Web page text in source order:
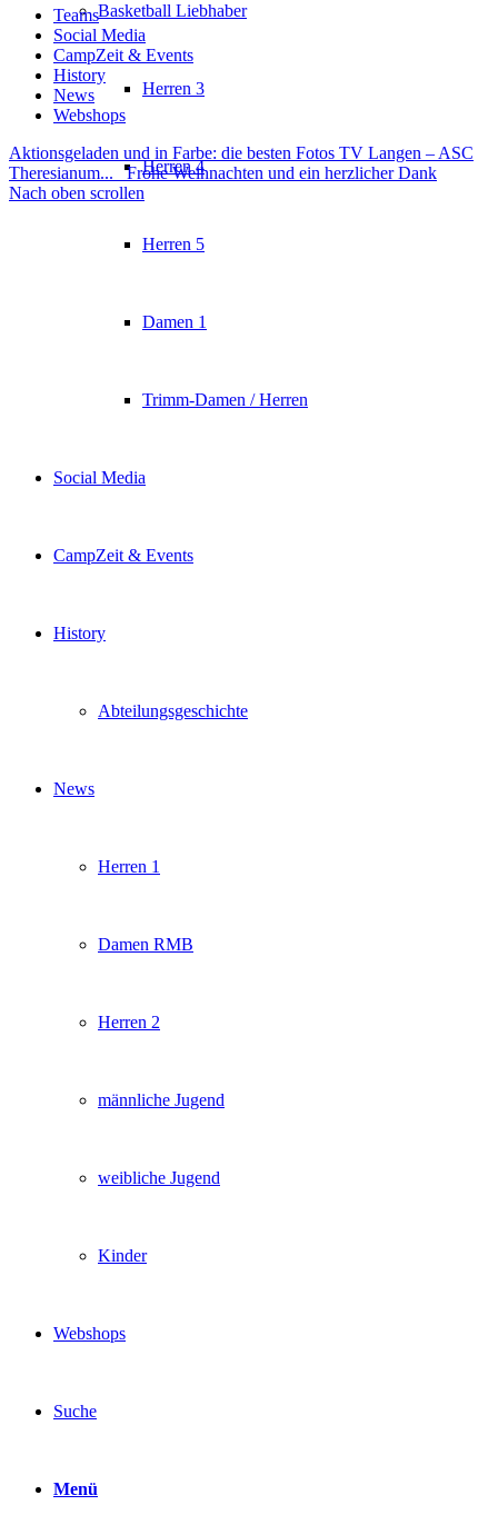
Basketball Liebhaber
Herren 3
Herren 4
Herren 5
Damen 1
Trimm-Damen / Herren
Social Media
CampZeit & Events
History
Abteilungsgeschichte
News
Herren 1
Damen RMB
Herren 2
männliche Jugend
weibliche Jugend
Kinder
Webshops
Suche
Menü
Teams
Social Media
CampZeit & Events
History
News
Webshops
Aktionsgeladen und in Farbe: die besten Fotos TV Langen – ASC
Theresianum...
Frohe Weihnachten und ein herzlicher Dank
Nach oben scrollen